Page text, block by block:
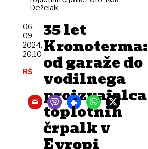
Deželak
35 let
Kronoterma:
od garaže do
vodilnega
proizvajalca
toplotnih
črpalk v
06.
09.
2024,
20.10
RŠ